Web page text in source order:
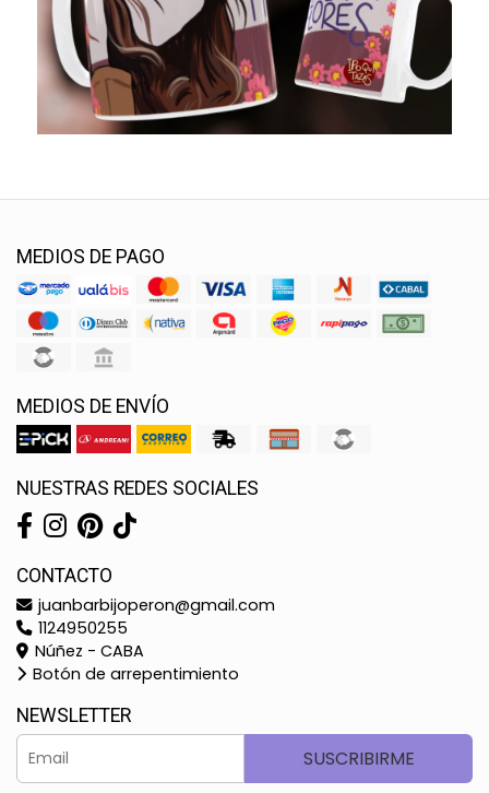
MEDIOS DE PAGO
MEDIOS DE ENVÍO
NUESTRAS REDES SOCIALES
CONTACTO
juanbarbijoperon@gmail.com
1124950255
Núñez - CABA
Botón de arrepentimiento
NEWSLETTER
SUSCRIBIRME